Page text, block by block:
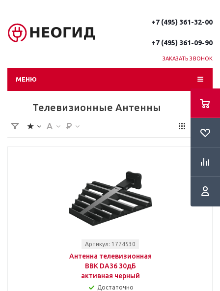
+7 (495) 361-32-00
+7 (495) 361-09-90
ЗАКАЗАТЬ ЗВОНОК
МЕНЮ
Телевизионные Антенны
Артикул: 1774530
Антенна телевизионная
BBK DA36 30дБ
активная черный
Достаточно